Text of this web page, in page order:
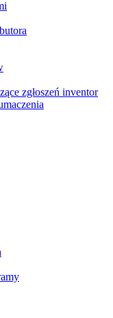
zgłoszeń inventor